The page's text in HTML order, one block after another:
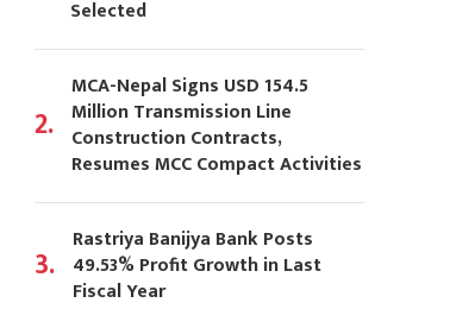
Selected
2.
MCA-Nepal Signs USD 154.5
Million Transmission Line
Construction Contracts,
Resumes MCC Compact Activities
3.
Rastriya Banijya Bank Posts
49.53% Profit Growth in Last
Fiscal Year